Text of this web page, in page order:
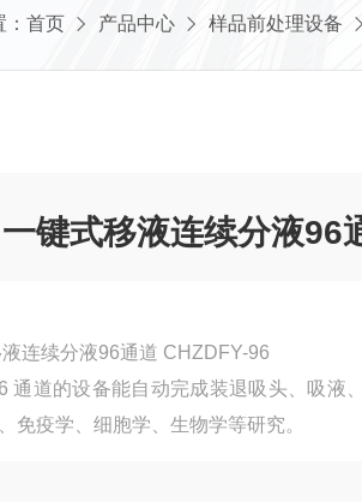
首页 产品中心 样品前处理设备
键式移液连续分液96
连续分液96通道 CHZDFY-96
通道的设备能自动完成装退吸头、吸液
免疫学、细胞学、生物学等研究。